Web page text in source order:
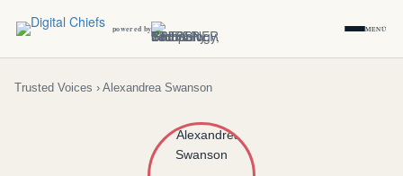
powered by MENÜ
Trusted Voices › Alexandrea Swanson